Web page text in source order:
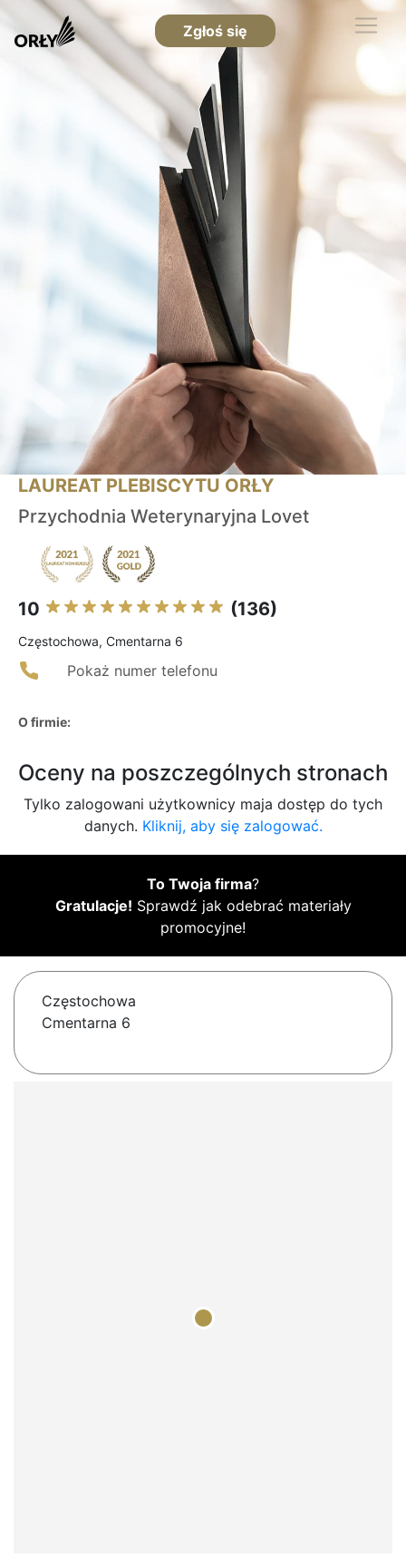
Zgłoś się
LAUREAT PLEBISCYTU ORŁY
Przychodnia Weterynaryjna Lovet
10 (136)
Częstochowa, Cmentarna 6
Pokaż numer telefonu
O firmie:
Oceny na poszczególnych stronach
Tylko zalogowani użytkownicy maja dostęp do tych
danych. Kliknij, aby się zalogować.
To Twoja firma?
Gratulacje! Sprawdź jak odebrać materiały
promocyjne!
Częstochowa
Cmentarna 6